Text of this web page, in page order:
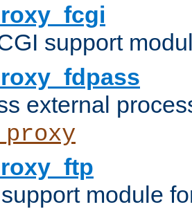
support
external
module